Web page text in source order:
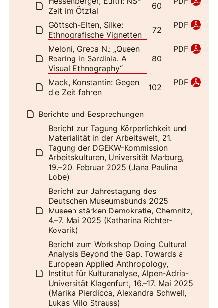
60
Zeit im Ötztal
PDF
72
Göttsch-Elten, Silke:
Ethnografische Vignetten
PDF
80
Meloni, Greca N.: „Queen
Rearing in Sardinia. A
Visual Ethnography“
PDF
102
Mack, Konstantin: Gegen
die Zeit fahren
Berichte und Besprechungen
Bericht zur Tagung Körperlichkeit und
Materialität in der Arbeitswelt, 21.
Tagung der DGEKW-Kommission
Arbeitskulturen, Universität Marburg,
19.–20. Februar 2025 (Jana Paulina
Lobe)
Bericht zur Jahrestagung des
Deutschen Museumsbunds 2025
Museen stärken Demokratie, Chemnitz,
4.–7. Mai 2025 (Katharina Richter-
Kovarik)
Bericht zum Workshop Doing Cultural
Analysis Beyond the Gap. Towards a
European Applied Anthropology,
Institut für Kulturanalyse, Alpen-Adria-
Universität Klagenfurt, 16.–17. Mai 2025
(Marika Pierdicca, Alexandra Schwell,
Lukas Milo Strauss)